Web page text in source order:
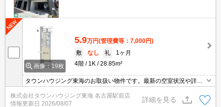
画像：19枚
5.9万円(管理費等：7,000円)
敷
なし 礼
1ヶ月
4階
1K 28.85m²
タウンハウジング東海のお取扱い物件です。最新の空室状況や詳細
などお気軽にお問い合わせください。
株式会社タウンハウジング東海 名古屋駅前店
情報更新日 2026/08/07
詳細を見る